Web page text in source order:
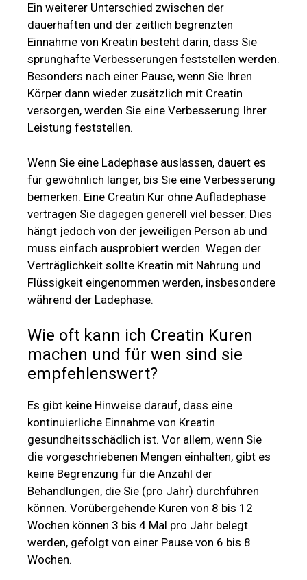
Ein weiterer Unterschied zwischen der
dauerhaften und der zeitlich begrenzten
Einnahme von Kreatin besteht darin, dass Sie
sprunghafte Verbesserungen feststellen werden.
Besonders nach einer Pause, wenn Sie Ihren
Körper dann wieder zusätzlich mit Creatin
versorgen, werden Sie eine Verbesserung Ihrer
Leistung feststellen.
Wenn Sie eine Ladephase auslassen, dauert es
für gewöhnlich länger, bis Sie eine Verbesserung
bemerken. Eine Creatin Kur ohne Aufladephase
vertragen Sie dagegen generell viel besser. Dies
hängt jedoch von der jeweiligen Person ab und
muss einfach ausprobiert werden. Wegen der
Verträglichkeit sollte Kreatin mit Nahrung und
Flüssigkeit eingenommen werden, insbesondere
während der Ladephase.
Wie oft kann ich Creatin Kuren
machen und für wen sind sie
empfehlenswert?
Es gibt keine Hinweise darauf, dass eine
kontinuierliche Einnahme von Kreatin
gesundheitsschädlich ist. Vor allem, wenn Sie
die vorgeschriebenen Mengen einhalten, gibt es
keine Begrenzung für die Anzahl der
Behandlungen, die Sie (pro Jahr) durchführen
können. Vorübergehende Kuren von 8 bis 12
Wochen können 3 bis 4 Mal pro Jahr belegt
werden, gefolgt von einer Pause von 6 bis 8
Wochen.